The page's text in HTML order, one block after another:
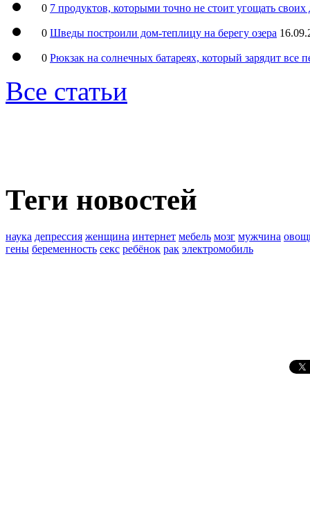
0 7 продуктов, которыми точно не стоит угощать
0 Шведы построили дом-теплицу на берегу озера
0 Рюкзак на солнечных батареях, который зарядит все
Все статьи
Теги новостей
наука депрессия женщина интернет мебель мозг мужчина
гены беременность секс ребёнок рак электромобиль